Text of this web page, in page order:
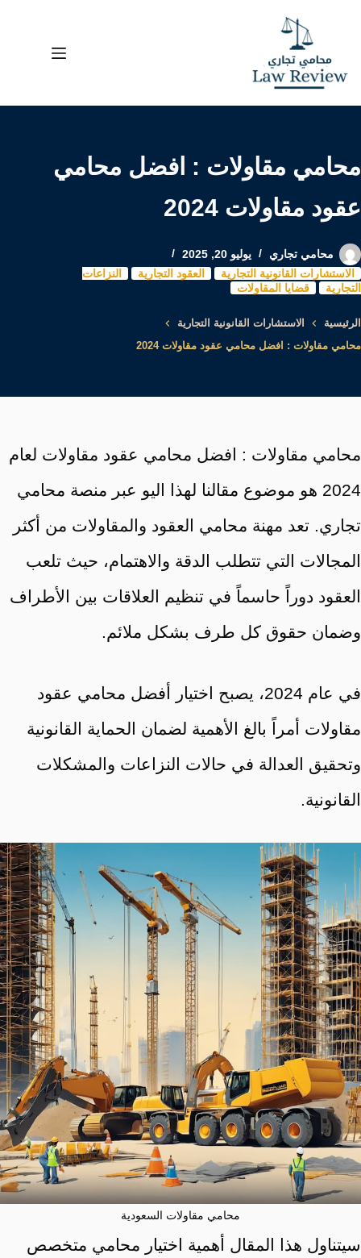
المحتوى
محامي مقاولات : افضل محامي
عقود مقاولات 2024
محامي تجاري
يوليو 20, 2025
الاستشارات القانونية التجارية
العقود التجارية
النزاعات
التجارية
قضايا المقاولات
الرئيسية
الاستشارات القانونية التجارية
محامي مقاولات : افضل محامي عقود مقاولات 2024
محامي مقاولات : افضل محامي عقود مقاولات لعام
2024 هو موضوع مقالنا لهذا اليو عبر منصة محامي
تجاري. تعد مهنة محامي العقود والمقاولات من أكثر
المجالات التي تتطلب الدقة والاهتمام، حيث تلعب
العقود دوراً حاسماً في تنظيم العلاقات بين الأطراف
وضمان حقوق كل طرف بشكل ملائم.
في عام 2024، يصبح اختيار أفضل محامي عقود
مقاولات أمراً بالغ الأهمية لضمان الحماية القانونية
وتحقيق العدالة في حالات النزاعات والمشكلات
القانونية.
محامي مقاولات السعودية
سيتناول هذا المقال أهمية اختيار محامي متخصص